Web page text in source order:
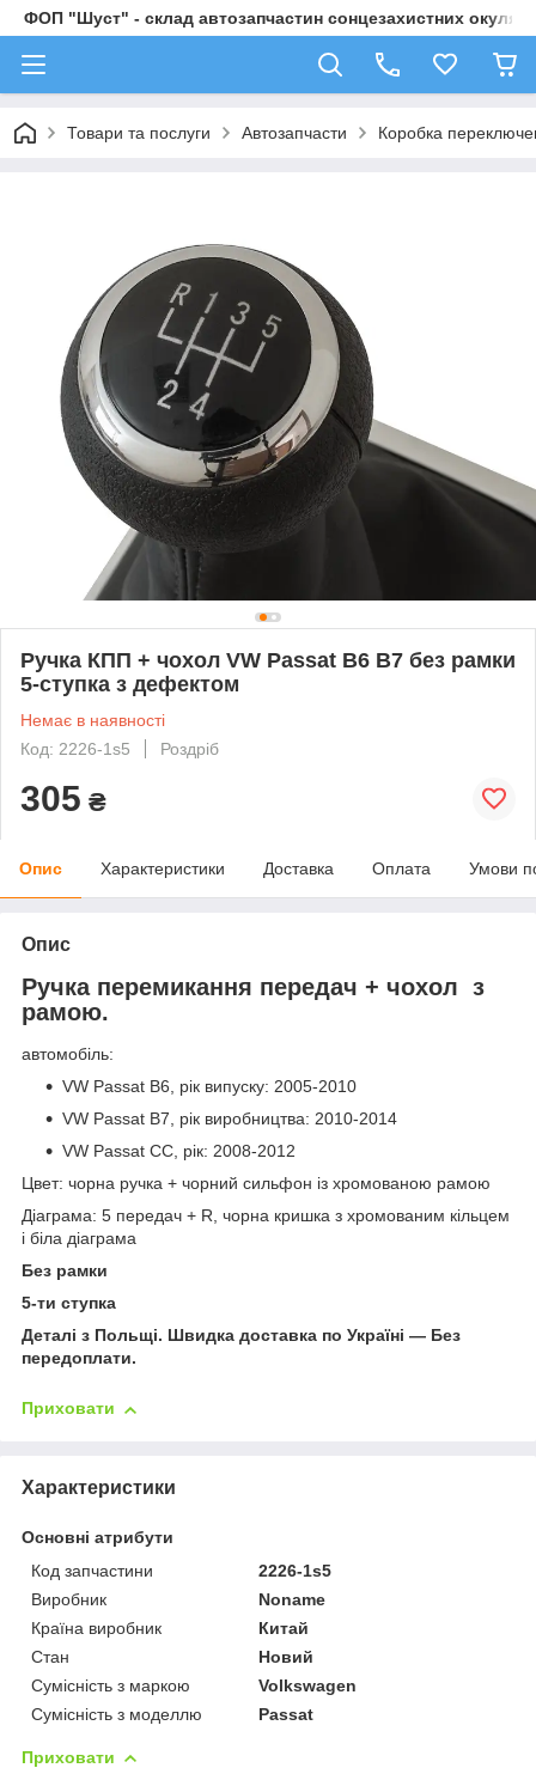
ФОП "Шуст" - склад автозапчастин сонцезахистних
Товари та послуги Автозапчасти Коробка
Ручка КПП + чохол VW Passat B6 B7 без рамки
5-ступка з дефектом
Немає в наявності
Код: 2226-1s5
Роздріб
305 ₴
Опис Характеристики Доставка Оплата Умови
Опис
Ручка перемикання передач + чохол з
рамою.
автомобіль:
VW Passat B6, рік випуску: 2005-2010
VW Passat B7, рік виробництва: 2010-2014
VW Passat CC, рік: 2008-2012
Цвет: чорна ручка + чорний сильфон із хромованою рамою
Діаграма: 5 передач + R, чорна кришка з хромованим кільцем
і біла діаграма
Без рамки
5-ти ступка
Деталі з Польщі. Швидка доставка по Україні — Без
передоплати.
Приховати
Характеристики
Основні атрибути
Код запчастини
2226-1s5
Виробник
Noname
Країна виробник
Китай
Стан
Новий
Сумісність з маркою
Volkswagen
Сумісність з моделлю
Passat
Приховати